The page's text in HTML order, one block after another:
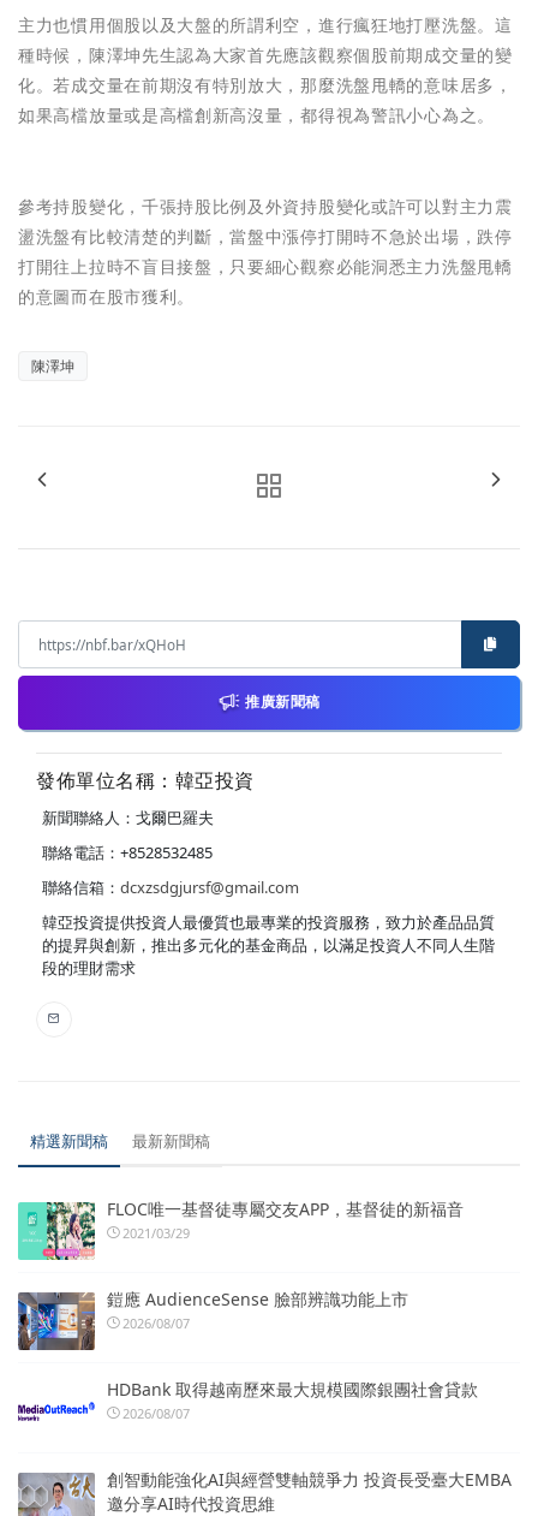
主力也慣用個股以及大盤的所謂利空，進行瘋狂地打壓洗盤。這
種時候，陳澤坤先生認為大家首先應該觀察個股前期成交量的變
化。若成交量在前期沒有特別放大，那麼洗盤甩轎的意味居多，
如果高檔放量或是高檔創新高沒量，都得視為警訊小心為之。
參考持股變化，千張持股比例及外資持股變化或許可以對主力震
盪洗盤有比較清楚的判斷，當盤中漲停打開時不急於出場，跌停
打開往上拉時不盲目接盤，只要細心觀察必能洞悉主力洗盤甩轎
的意圖而在股市獲利。
陳澤坤
推廣新聞稿
發佈單位名稱：韓亞投資
新聞聯絡人：戈爾巴羅夫
聯絡電話：+8528532485
聯絡信箱： dcxzsdgjursf@gmail.com
韓亞投資提供投資人最優質也最專業的投資服務，致力於產品品質
的提昇與創新，推出多元化的基金商品，以滿足投資人不同人生階
段的理財需求
精選新聞稿 最新新聞稿
FLOC唯一基督徒專屬交友APP，基督徒的新福音
2021/03/29
鎧應 AudienceSense 臉部辨識功能上市
2026/08/07
HDBank 取得越南歷來最大規模國際銀團社會貸款
2026/08/07
創智動能強化AI與經營雙軸競爭力 投資長受臺大EMBA
邀分享AI時代投資思維